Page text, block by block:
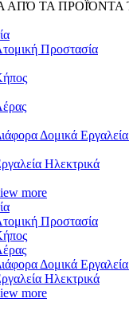
ΑΠΌ ΤΑ ΠΡΟΪΌΝΤΑ
Προστασία
Δομικά
Ηλεκτρικά
more
Προστασία
Δομικά
Ηλεκτρικά
more